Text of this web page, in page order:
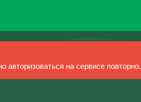
на сервисе повторно.